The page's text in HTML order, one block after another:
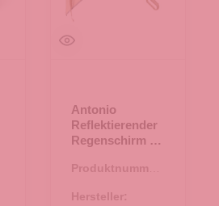
Antonio
Reflektierender
Regenschirm -
Produktnummer:
Hersteller: